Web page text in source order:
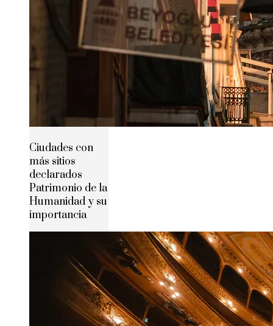
Ciudades con
más sitios
declarados
Patrimonio de la
Humanidad y su
importancia